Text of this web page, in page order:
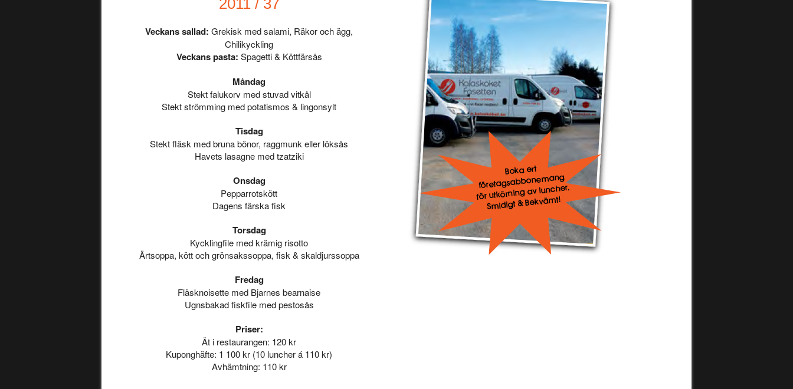
2011 / 37
Veckans sallad: Grekisk med salami, Räkor och ägg,
Chilikyckling
Veckans pasta: Spagetti & Köttfärsås
Måndag
Stekt falukorv med stuvad vitkål
Stekt strömming med potatismos & lingonsylt
Tisdag
Stekt fläsk med bruna bönor, raggmunk eller löksås
Havets lasagne med tzatziki
Onsdag
Pepparrotskött
Dagens färska fisk
Torsdag
Kycklingfile med krämig risotto
Ärtsoppa, kött och grönsakssoppa, fisk & skaldjurssoppa
Fredag
Fläsknoisette med Bjarnes bearnaise
Ugnsbakad fiskfile med pestosås
Priser:
Ät i restaurangen: 120 kr
Kuponghäfte: 1 100 kr (10 luncher á 110 kr)
Avhämtning: 110 kr